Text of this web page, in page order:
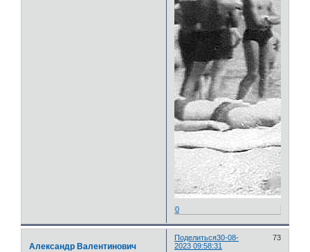
0
Поделиться 73
30-08-
2023 09:58:31
Александр Валентинович